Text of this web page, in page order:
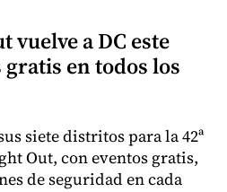
vuelve a DC este
en todos los
siete distritos para la 42ª
Out, con eventos gratis,
de seguridad en cada